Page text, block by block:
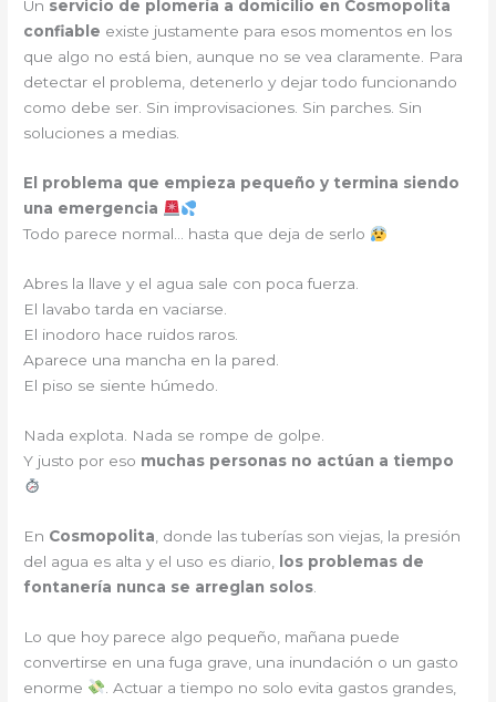
Un servicio de plomería a domicilio en Cosmopolita
confiable existe justamente para esos momentos en los
que algo no está bien, aunque no se vea claramente. Para
detectar el problema, detenerlo y dejar todo funcionando
como debe ser. Sin improvisaciones. Sin parches. Sin
soluciones a medias.
El problema que empieza pequeño y termina siendo
una emergencia
Todo parece normal… hasta que deja de serlo
Abres la llave y el agua sale con poca fuerza.
El lavabo tarda en vaciarse.
El inodoro hace ruidos raros.
Aparece una mancha en la pared.
El piso se siente húmedo.
Nada explota. Nada se rompe de golpe.
Y justo por eso muchas personas no actúan a tiempo
En Cosmopolita , donde las tuberías son viejas, la presión
del agua es alta y el uso es diario,
los problemas de
fontanería nunca se arreglan solos
Lo que hoy parece algo pequeño, mañana puede
convertirse en una fuga grave, una inundación o un gasto
enorme
. Actuar a tiempo no solo evita gastos grandes,